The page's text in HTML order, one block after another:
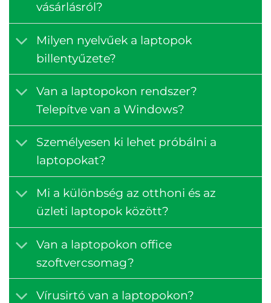
vásárlásról?
Milyen nyelvűek a laptopok
billentyűzete?
Van a laptopokon rendszer?
Telepítve van a Windows?
Személyesen ki lehet próbálni a
laptopokat?
Mi a különbség az otthoni és az
üzleti laptopok között?
Van a laptopokon office
szoftvercsomag?
Vírusirtó van a laptopokon?